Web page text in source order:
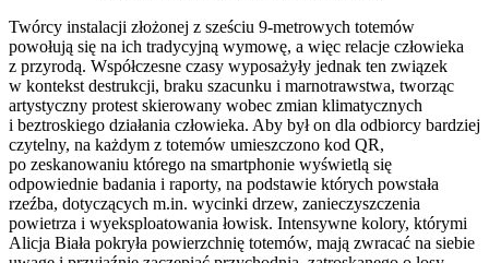
Twórcy instalacji złożonej z sześciu 9-metrowych totemów
powołują się na ich tradycyjną wymowę, a więc relacje człowieka
z przyrodą. Współczesne czasy wyposażyły jednak ten związek
w kontekst destrukcji, braku szacunku i marnotrawstwa, tworząc
artystyczny protest skierowany wobec zmian klimatycznych
i beztroskiego działania człowieka. Aby był on dla odbiorcy bardziej
czytelny, na każdym z totemów umieszczono kod QR,
po zeskanowaniu którego na smartphonie wyświetlą się
odpowiednie badania i raporty, na podstawie których powstała
rzeźba, dotyczących m.in. wycinki drzew, zanieczyszczenia
powietrza i wyeksploatowania łowisk. Intensywne kolory, którymi
Alicja Biała pokryła powierzchnię totemów, mają zwracać na siebie